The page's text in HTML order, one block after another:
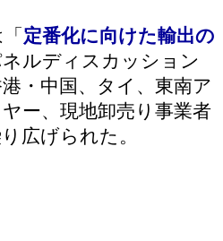
定番化に向けた輸出の
ネルディスカッション
・中国、タイ、東南ア
ー、現地卸売り事業者
広げられた。